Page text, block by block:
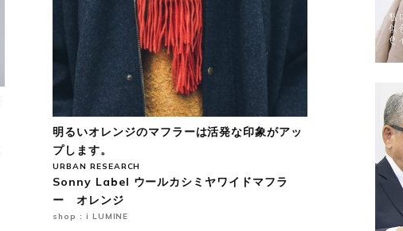
明るいオレンジのマフラーは活発な印象がアッ
プします。
URBAN RESEARCH
Sonny Label ウールカシミヤワイドマフラ
ー オレンジ
shop : i LUMINE